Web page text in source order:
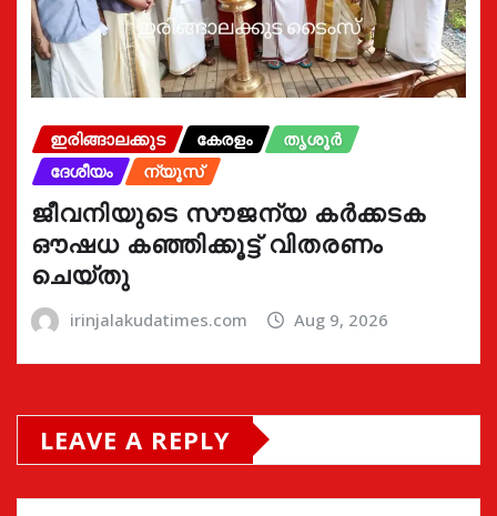
ഇരിങ്ങാലക്കുട കേരളം
തൃശൂർ
ദേശീയം
ന്യൂസ്
ജീവനിയുടെ സൗജന്യ കർക്കടക
ഔഷധ കഞ്ഞിക്കൂട്ട് വിതരണം
ചെയ്തു
irinjalakudatimes.com Aug 9, 2026
LEAVE A REPLY